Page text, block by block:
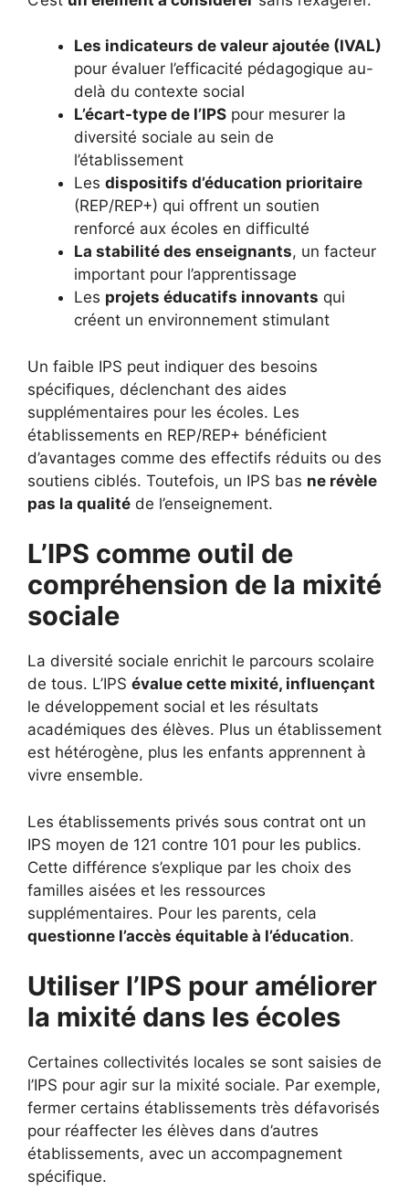
Les indicateurs de valeur ajoutée (IVAL)
pour évaluer l’efficacité pédagogique au-
delà du contexte social
L’écart-type de l’IPS pour mesurer la
diversité sociale au sein de
l’établissement
Les dispositifs d’éducation prioritaire
(REP/REP+) qui offrent un soutien
renforcé aux écoles en difficulté
La stabilité des enseignants, un facteur
important pour l’apprentissage
Les projets éducatifs innovants qui
créent un environnement stimulant
Un faible IPS peut indiquer des besoins
spécifiques, déclenchant des aides
supplémentaires pour les écoles. Les
établissements en REP/REP+ bénéficient
d’avantages comme des effectifs réduits ou des
soutiens ciblés. Toutefois, un IPS bas ne révèle
pas la qualité de l’enseignement.
L’IPS comme outil de
compréhension de la mixité
sociale
La diversité sociale enrichit le parcours scolaire
de tous. L’IPS évalue cette mixité, influençant
le développement social et les résultats
académiques des élèves. Plus un établissement
est hétérogène, plus les enfants apprennent à
vivre ensemble.
Les établissements privés sous contrat ont un
IPS moyen de 121 contre 101 pour les publics.
Cette différence s’explique par les choix des
familles aisées et les ressources
supplémentaires. Pour les parents, cela
questionne l’accès équitable à l’éducation.
Utiliser l’IPS pour améliorer
la mixité dans les écoles
Certaines collectivités locales se sont saisies de
l’IPS pour agir sur la mixité sociale. Par exemple,
fermer certains établissements très défavorisés
pour réaffecter les élèves dans d’autres
établissements, avec un accompagnement
spécifique.